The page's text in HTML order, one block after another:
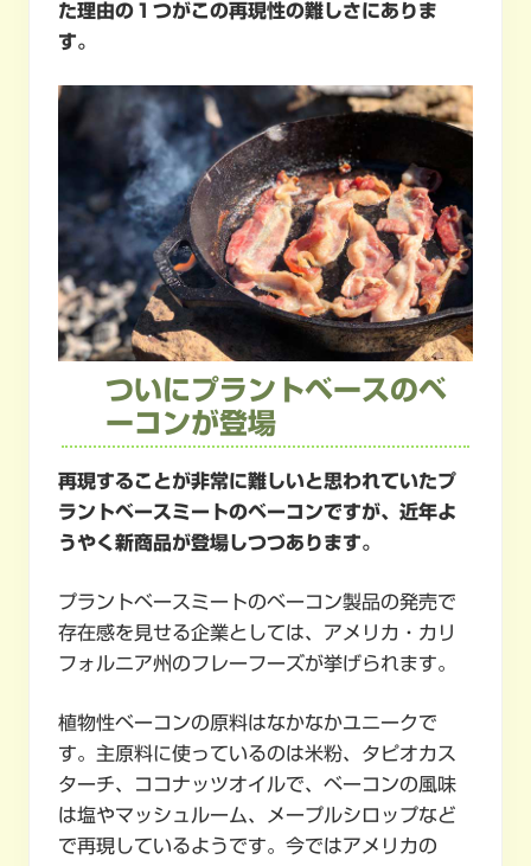
た理由の１つがこの再現性の難しさにありま
す。
ついにプラントベースのベ
ーコンが登場
再現することが非常に難しいと思われていたプ
ラントベースミートのベーコンですが、近年よ
うやく新商品が登場しつつあります。
プラントベースミートのベーコン製品の発売で
存在感を見せる企業としては、アメリカ・カリ
フォルニア州のフレーフーズが挙げられます。
植物性ベーコンの原料はなかなかユニークで
す。主原料に使っているのは米粉、タピオカス
ターチ、ココナッツオイルで、ベーコンの風味
は塩やマッシュルーム、メープルシロップなど
で再現しているようです。今ではアメリカの